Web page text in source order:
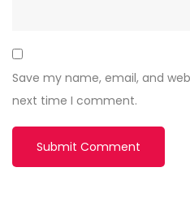
Save my name, email, and
next time I comment.